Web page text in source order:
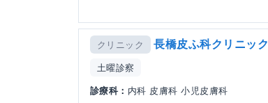
クリニック 長橋皮ふ科クリニック
土曜診察
診療科： 内科 皮膚科 小児皮膚科